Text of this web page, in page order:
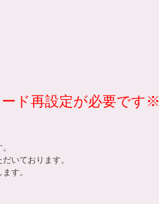
ド再設定が必要です※
いております。
す。